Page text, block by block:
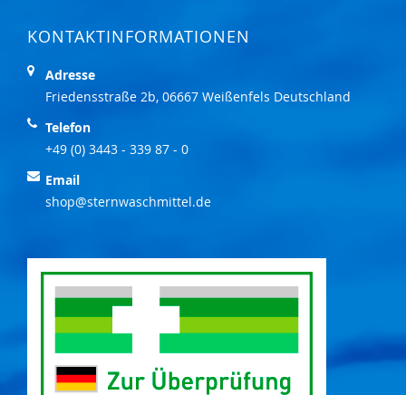
KONTAKTINFORMATIONEN
Adresse
Friedensstraße 2b, 06667 Weißenfels Deutschland
Telefon
+49 (0) 3443 - 339 87 - 0
Email
shop@sternwaschmittel.de